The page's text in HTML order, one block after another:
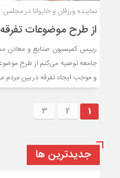
نماینده ورزقان و خاروانا در مجلس:
از طرح موضوعات
رییس کمیسیون صنایع و معادن
جامعه توصیه می‌کنم از طرح
و موجب ایجاد تفرقه در بین مردم
1
2
3
جديدترين ها